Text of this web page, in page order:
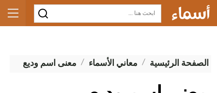
الصفحة الرئيسية معاني الأسماء معنى اسم وديع